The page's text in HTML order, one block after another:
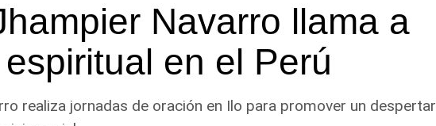
Navarro llama a
en el Perú
realiza jornadas de oración en Ilo para promover un despertar